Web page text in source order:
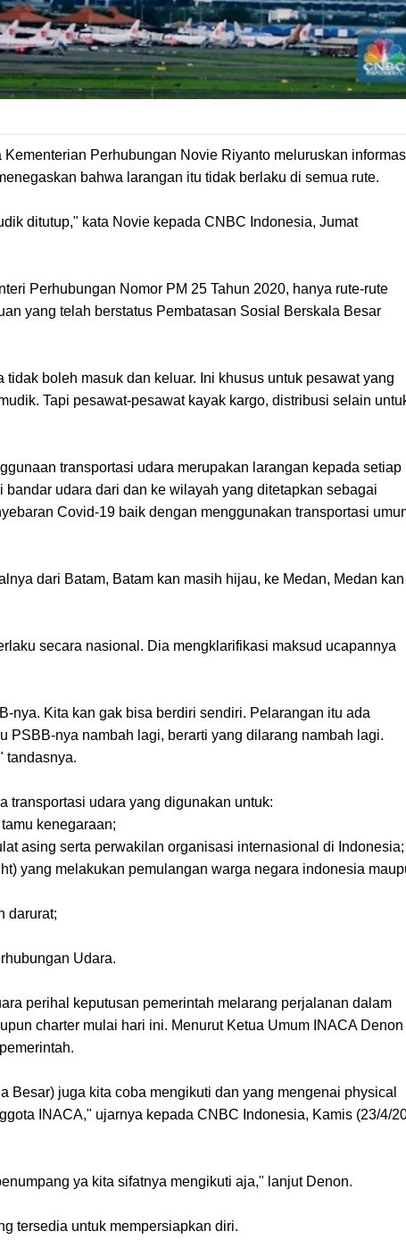
Perhubungan Novie Riyanto meluruskan
bahwa larangan itu tidak berlaku di semua rute.
ditutup," kata Novie kepada CNBC Indonesia, Jumat
Perhubungan Nomor PM 25 Tahun 2020, hanya rute-rute
yang telah berstatus Pembatasan Sosial Berskala Besar
boleh masuk dan keluar. Ini khusus untuk pesawat yang
Tapi pesawat-pesawat kayak kargo, distribusi selain
transportasi udara merupakan larangan kepada setiap
udara dari dan ke wilayah yang ditetapkan sebagai
Covid-19 baik dengan menggunakan transportasi
dari Batam, Batam kan masih hijau, ke Medan, Medan kan
secara nasional. Dia mengklarifikasi maksud ucapannya
nya. Kita kan gak bisa berdiri sendiri. Pelarangan itu ada
nya nambah lagi, berarti yang dilarang nambah lagi.
tandasnya.
transportasi udara yang digunakan untuk:
kenegaraan;
asing serta perwakilan organisasi internasional di Indonesia;
yang melakukan pemulangan warga negara indonesia
darurat;
Udara.
perihal keputusan pemerintah melarang perjalanan dalam
charter mulai hari ini. Menurut Ketua Umum INACA Denon
juga kita coba mengikuti dan yang mengenai physical
INACA," ujarnya kepada CNBC Indonesia, Kamis (23/4/
ya kita sifatnya mengikuti aja," lanjut Denon.
tersedia untuk mempersiapkan diri.